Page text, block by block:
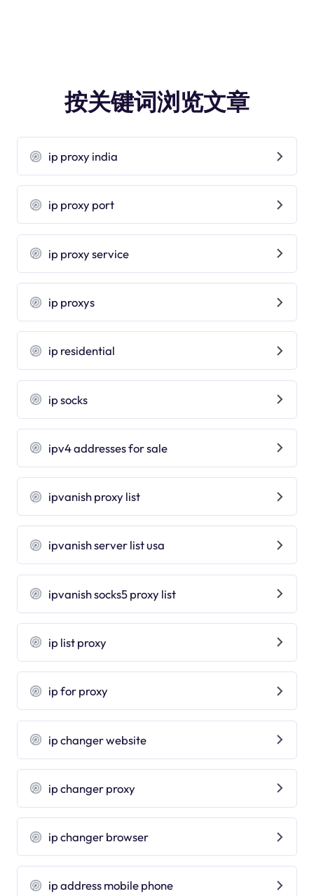
按关键词浏览文章
ip proxy india
ip proxy port
ip proxy service
ip proxys
ip residential
ip socks
ipv4 addresses for sale
ipvanish proxy list
ipvanish server list usa
ipvanish socks5 proxy list
ip list proxy
ip for proxy
ip changer website
ip changer proxy
ip changer browser
ip address mobile phone